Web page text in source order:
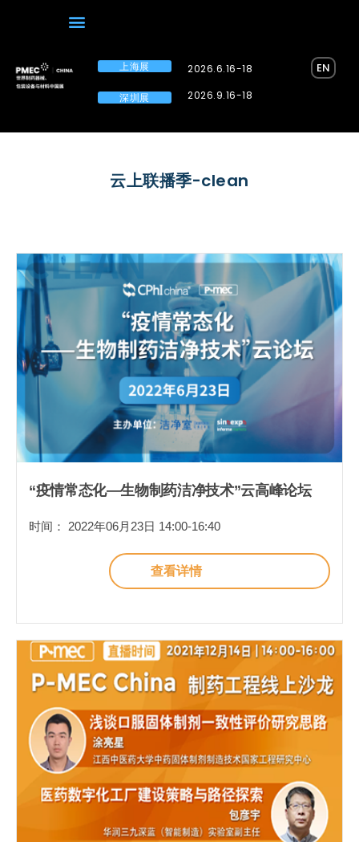
上海展
深圳展
2026.6.16-18
2026.9.16-18
EN
云上联播季-clean
“疫情常态化—生物制药洁净技术”云高峰论坛
时间： 2022年06月23日 14:00-16:40
查看详情